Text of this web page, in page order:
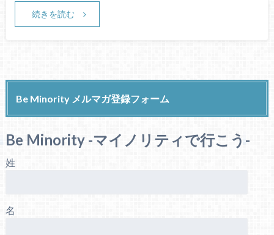
続きを読む
Be Minority メルマガ登録フォーム
Be Minority -マイノリティで行こう-
姓
名